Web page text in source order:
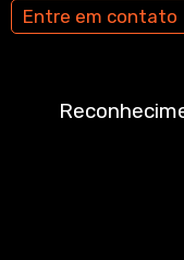
Entre em contato